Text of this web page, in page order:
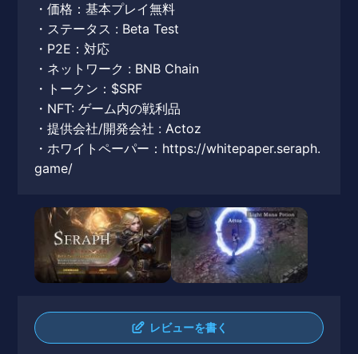
・価格：基本プレイ無料
・ステータス : Beta Test
・P2E：対応
・ネットワーク : BNB Chain
・トークン：$SRF
・NFT: ゲーム内の戦利品
・提供会社/開発会社 : Actoz
・ホワイトペーパー：https://whitepaper.seraph.
game/
レビューを書く